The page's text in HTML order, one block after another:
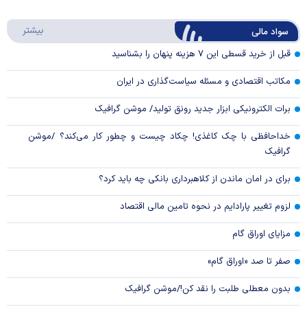
Video
سواد مالی بیشتر
قبل از خرید قسطی این ۷ هزینه پنهان را بشناسید
مکاتب اقتصادی و مسئله سیاست‌گذاری در ایران
برات الکترونیکی ابزار جدید رونق تولید/ موشن گرافیک
خداحافظی با چک کاغذی! چکاد چیست و چطور کار می‌کند؟ /موشن
گرافیک
برای در امان ماندن از کلاهبرداری بانکی چه باید کرد؟
لزوم تغییر پارادایم در نحوه تامین مالی اقتصاد
مزایای اوراق گام
صفر تا صد «اوراق گام»
بدون معطلی طلبت را نقد کن!/موشن گرافیک